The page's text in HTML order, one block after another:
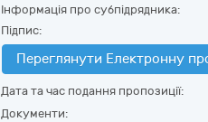
Інформація про субпідрядника:
Підпис:
Переглянути Електронну
Дата та час подання пропозиції:
Документи: